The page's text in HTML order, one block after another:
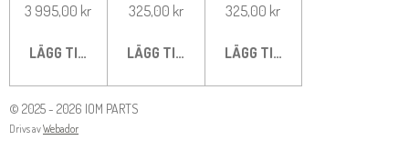
3 995,00 kr
LÄGG TILL I VARUKORG
325,00 kr
LÄGG TILL I VARUKORG
325,00 kr
LÄGG TILL I VARUKORG
© 2025 - 2026 IOM PARTS
Drivs avWebador